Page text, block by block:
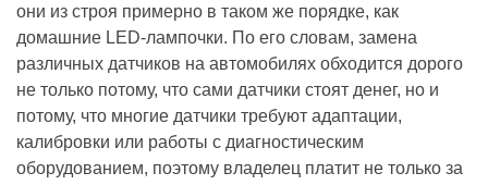
они из строя примерно в таком же порядке, как
домашние LED-лампочки. По его словам, замена
различных датчиков на автомобилях обходится дорого
не только потому, что сами датчики стоят денег, но и
потому, что многие датчики требуют адаптации,
калибровки или работы с диагностическим
оборудованием, поэтому владелец платит не только за